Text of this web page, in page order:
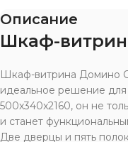
Описание
Шкаф-
Шкаф-витрина Домино
идеальное решение
500x340x2160, он не
и станет
Две дверцы и пять